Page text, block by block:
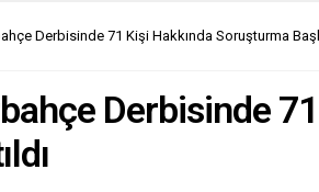
Derbisinde 71 Kişi Hakkında Soruşturma
Derbisinde